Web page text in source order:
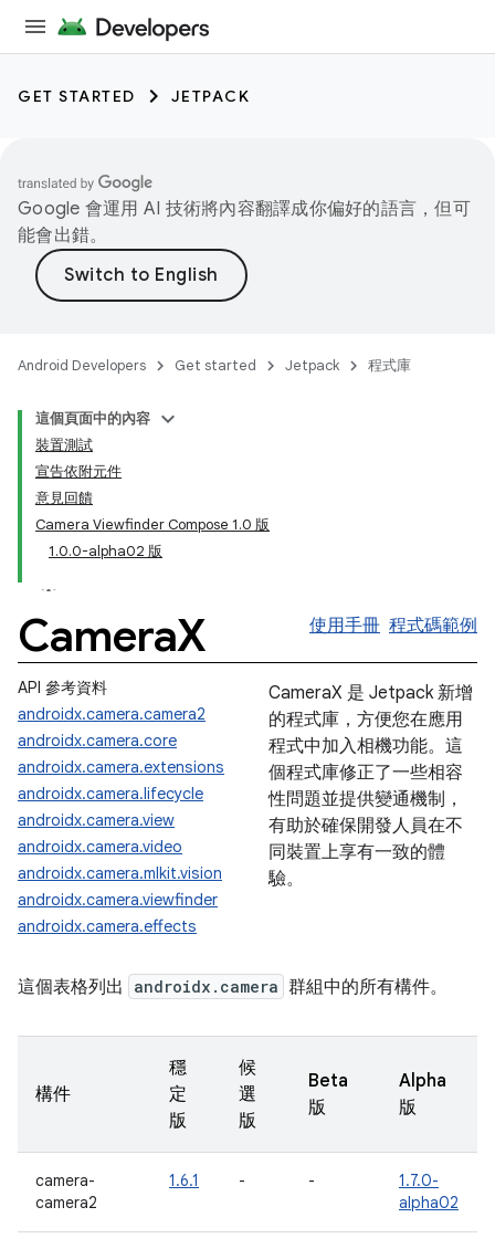
GET STARTED JETPACK
Google 會運用 AI 技術將內容翻譯成你偏好的語言，但可
能會出錯。
Android Developers Get started Jetpack 程式庫
這個頁面中的內容
裝置測試
宣告依附元件
意見回饋
Camera Viewfinder Compose 1.0 版
1.0.0-alpha02 版
CameraX 使用手冊 程式碼範例
API 參考資料
androidx.camera.camera2
androidx.camera.core
androidx.camera.extensions
androidx.camera.lifecycle
androidx.camera.view
androidx.camera.video
androidx.camera.mlkit.vision
androidx.camera.viewfinder
androidx.camera.effects
CameraX 是 Jetpack 新增
的程式庫，方便您在應用
程式中加入相機功能。這
個程式庫修正了一些相容
性問題並提供變通機制，
有助於確保開發人員在不
同裝置上享有一致的體
驗。
這個表格列出 androidx.camera 群組中的所有構件。
構件
穩
定
版
候
選
版
Beta
版
Alpha
版
camera-
camera2
1.6.1 - -
1.7.0-
alpha02